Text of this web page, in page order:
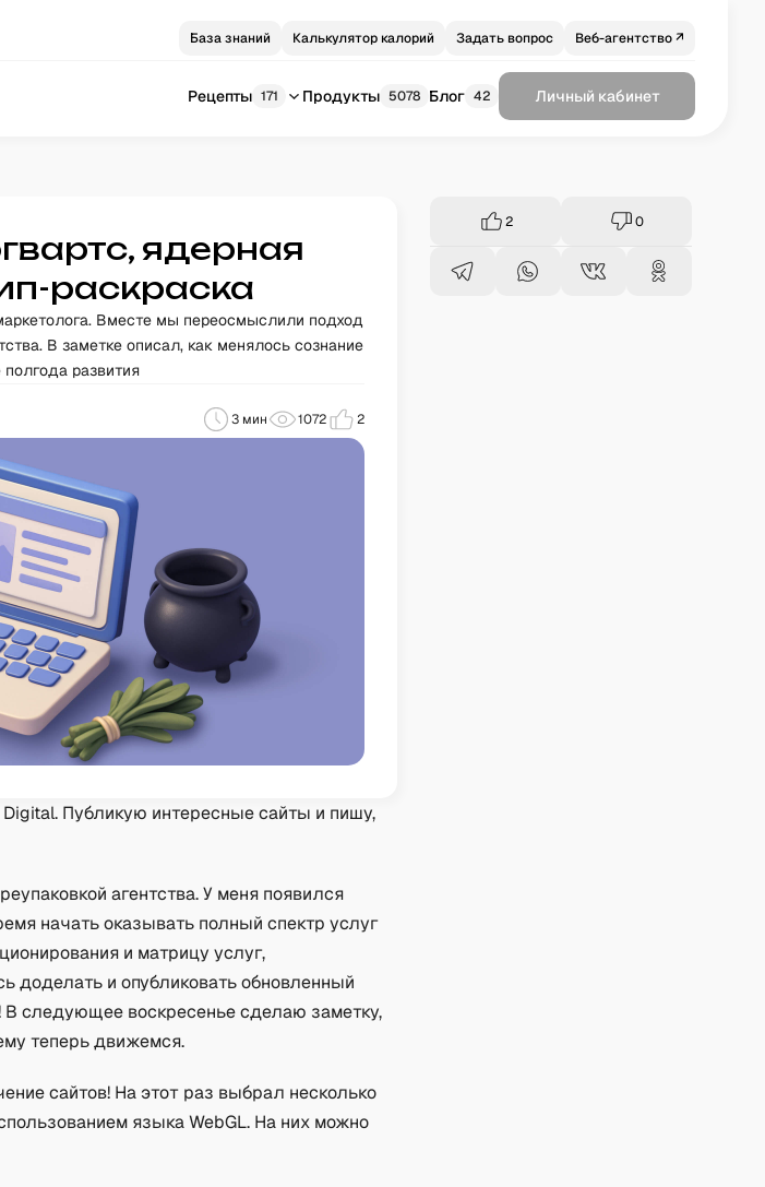
База знаний Калькулятор калорий Задать вопрос Веб-агентство ↗
Рецепты 171 Продукты 5078 Блог 42 Личный кабинет
ядерная
раскраска
Вместе мы переосмыслили подход
В заметке описал, как менялось сознание
развития
3мин 1072 2
Публикую интересные сайты и пишу,
агентства. У меня появился
начать оказывать полный спектр услуг
и матрицу услуг,
доделать и опубликовать обновленный
следующее воскресенье сделаю заметку,
теперь движемся.
сайтов! На этот раз выбрал несколько
языка WebGL. На них можно
2 0